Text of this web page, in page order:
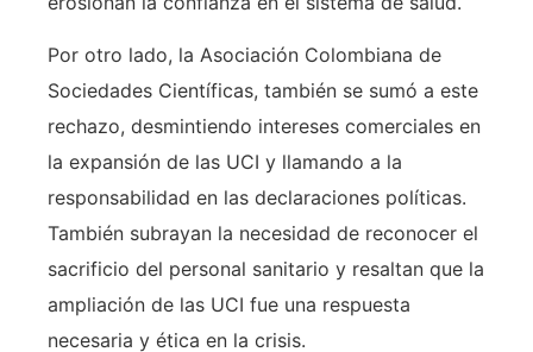
Por otro lado, la Asociación Colombiana de
Sociedades Científicas, también se sumó a este
rechazo, desmintiendo intereses comerciales en
la expansión de las UCI y llamando a la
responsabilidad en las declaraciones políticas.
También subrayan la necesidad de reconocer el
sacrificio del personal sanitario y resaltan que la
ampliación de las UCI fue una respuesta
necesaria y ética en la crisis.